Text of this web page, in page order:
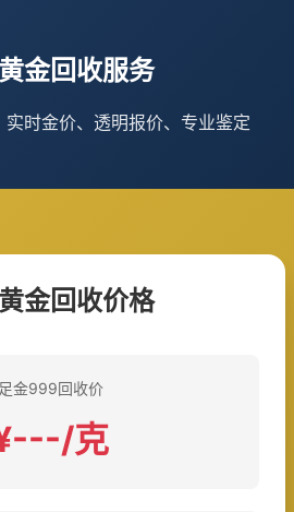
金回收服务
时金价、透明报价、专业鉴定
金回收价格
足金999回收价
克